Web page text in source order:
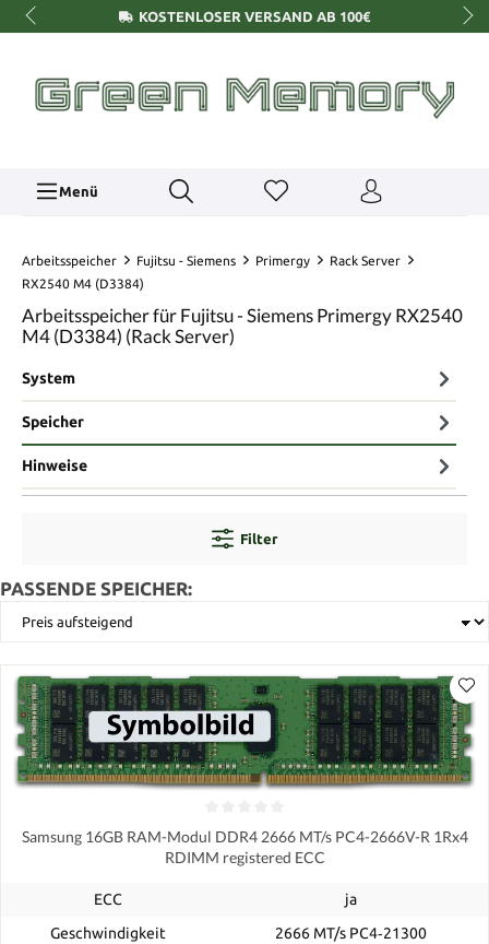
KOSTENLOSER VERSAND AB 100€
Menü
Arbeitsspeicher Fujitsu - Siemens Primergy
Rack Server
RX2540 M4 (D3384)
Arbeitsspeicher für Fujitsu - Siemens Primergy RX2540
M4 (D3384) (Rack Server)
System
Speicher
Hinweise
Filter
PASSENDE SPEICHER:
Samsung 16GB RAM-Modul DDR4 2666 MT/s PC4-2666V-R 1Rx4
RDIMM registered ECC
ECC
ja
Geschwindigkeit
2666 MT/s PC4‑21300